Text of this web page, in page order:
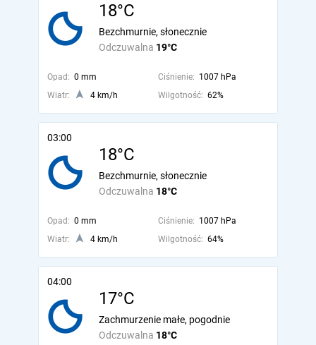
18°C
Odczuwalna 19°C
Bezchmurnie, słonecznie
Opad: 0 mm Ciśnienie: 1007 hPa
Wiatr:
4 km/h Wilgotność: 62%
03:00
18°C
Odczuwalna 18°C
Bezchmurnie, słonecznie
Opad: 0 mm Ciśnienie: 1007 hPa
Wiatr:
4 km/h Wilgotność: 64%
04:00
17°C
Odczuwalna 18°C
Zachmurzenie małe, pogodnie